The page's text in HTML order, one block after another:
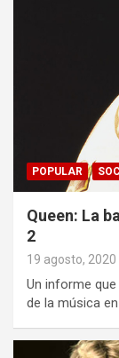
POPULAR
Queen: La
2
19 agosto, 2020
Un informe
de la música